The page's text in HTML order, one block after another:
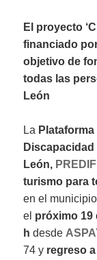
El proyecto
financiado
objetivo de
todas las
León
La
León, PREDIF
turismo para
en el
el próximo 19
h desde
74 y regreso